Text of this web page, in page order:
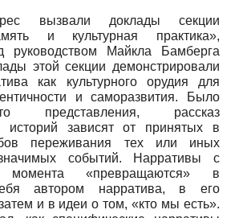
вызвали доклады секции
и культурная практика»,
руководством Майкла Бамберга
этой секции демонстрировали
как культурного орудия для
и саморазвития. Было
представления, рассказ
историй зависят от принятых в
переживания тех или иных
событий. Нарративы с
момента «превращаются» в
автором нарратива, в его
и в идеи о том, «кто мы есть».